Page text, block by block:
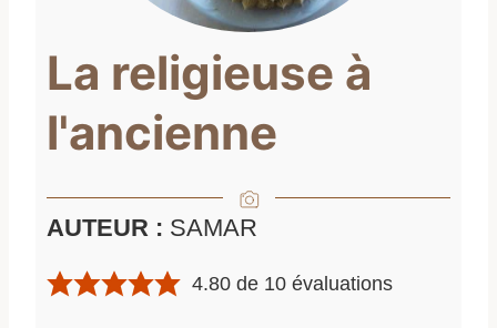
La religieuse à
l'ancienne
AUTEUR : SAMAR
4.80 de 10 évaluations